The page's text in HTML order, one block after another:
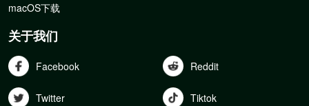
macOS下载
关于我们
Facebook Reddit
Twitter Tiktok